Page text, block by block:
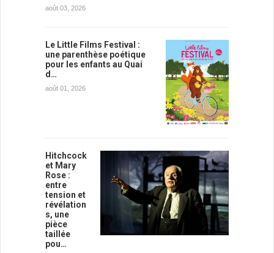
août 03, 2026
Le Little Films Festival :
une parenthèse poétique
pour les enfants au Quai
d…
août 01, 2026
Hitchcock
et Mary
Rose :
entre
tension et
révélation
s, une
pièce
taillée
pou…